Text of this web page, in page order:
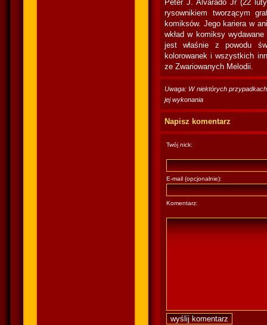
Peter J. Alvarado Jr (22
rysownikiem tworzącym
komiksów. Jego kariera w
wkład w komiksy
jest właśnie z powodu
kolorowanek i wszystkich
ze Zwariowanych Melodii.
Uwaga: W niektórych
jej wykonania
Napisz komentarz
Twój nick:
E-mail (opcjonalnie):
Komentarz: